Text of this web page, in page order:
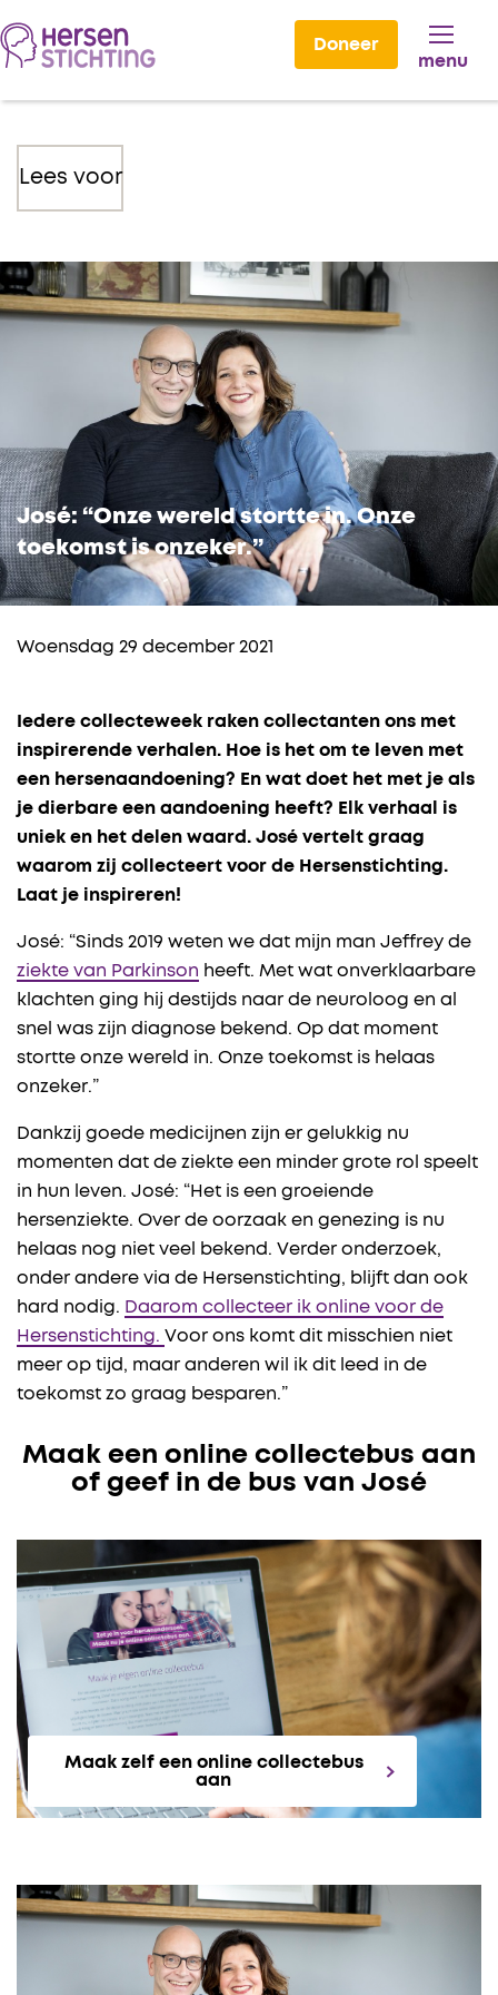
Doneer
menu
Lees voor
José: “Onze wereld stortte in. Onze
toekomst is onzeker.”
Woensdag 29 december 2021
Iedere collecteweek raken collectanten ons met
inspirerende verhalen. Hoe is het om te leven met
een hersenaandoening? En wat doet het met je als
je dierbare een aandoening heeft? Elk verhaal is
uniek en het delen waard. José vertelt graag
waarom zij collecteert voor de Hersenstichting.
Laat je inspireren!
José: “Sinds 2019 weten we dat mijn man Jeffrey de
ziekte van Parkinson heeft. Met wat onverklaarbare
klachten ging hij destijds naar de neuroloog en al
snel was zijn diagnose bekend. Op dat moment
stortte onze wereld in. Onze toekomst is helaas
onzeker.”
Dankzij goede medicijnen zijn er gelukkig nu
momenten dat de ziekte een minder grote rol speelt
in hun leven. José: “Het is een groeiende
hersenziekte. Over de oorzaak en genezing is nu
helaas nog niet veel bekend. Verder onderzoek,
onder andere via de Hersenstichting, blijft dan ook
hard nodig. Daarom collecteer ik online voor de
Hersenstichting. Voor ons komt dit misschien niet
meer op tijd, maar anderen wil ik dit leed in de
toekomst zo graag besparen.”
Maak een online collectebus aan
of geef in de bus van José
Maak zelf een online collectebus
aan